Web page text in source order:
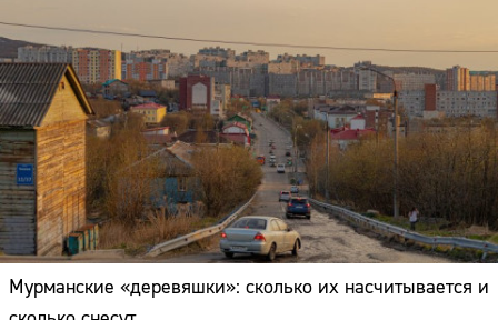
Мурманские «деревяшки»: сколько их насчитывается и